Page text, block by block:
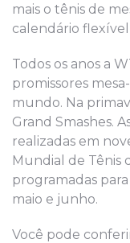
mais o tênis de
calendário
Todos os anos a
promissores
mundo. Na
Grand Smashes.
realizadas em
Mundial de Tênis
programadas
maio e junho.
Você pode